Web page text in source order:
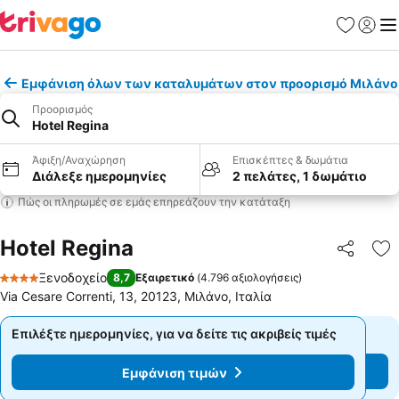
Εμφάνιση όλων των καταλυμάτων στον προορισμό Μιλάνο
Προορισμός
Hotel Regina
Άφιξη/Αναχώρηση
Διάλεξε ημερομηνίες
Επισκέπτες & δωμάτια
2 πελάτες, 1 δωμάτιο
Πώς οι πληρωμές σε εμάς επηρεάζουν την κατάταξη
Hotel Regina
4 Αστέρια
Ξενοδοχείο 8,7 Εξαιρετικό (4.796 αξιολογήσεις)
Via Cesare Correnti, 13, 20123, Μιλάνο, Ιταλία
Επιλέξτε ημερομηνίες, για να δείτε τις ακριβείς τιμές
Εμφάνιση τιμών
Επιλέξτε ημερομηνίες, για να δείτε τις ακριβείς τιμές
Εμφάνιση τιμών